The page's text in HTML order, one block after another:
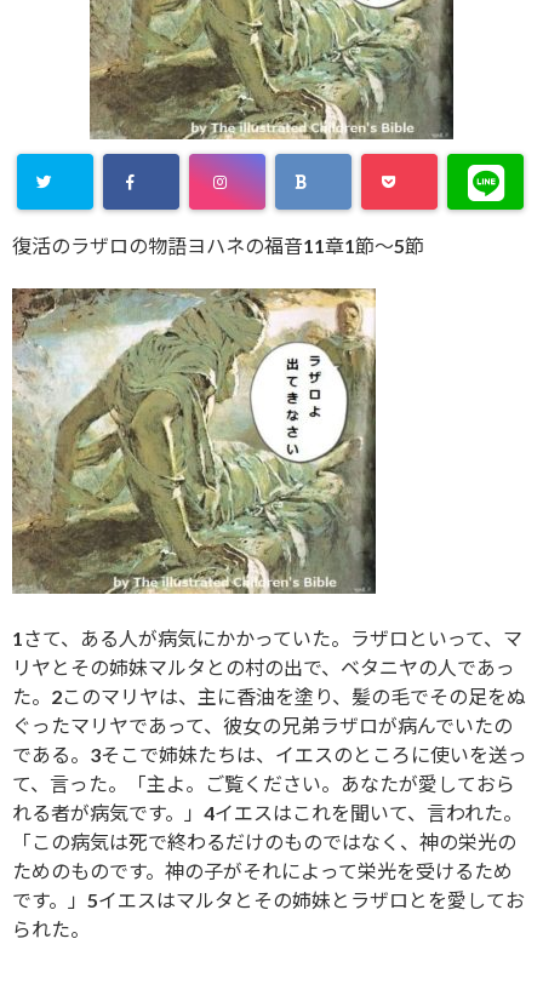
復活のラザロの物語ヨハネの福音11章1節～5節
1さて、ある人が病気にかかっていた。ラザロといって、マ
リヤとその姉妹マルタとの村の出で、ベタニヤの人であっ
た。2このマリヤは、主に香油を塗り、髪の毛でその足をぬ
ぐったマリヤであって、彼女の兄弟ラザロが病んでいたの
である。3そこで姉妹たちは、イエスのところに使いを送っ
て、言った。「主よ。ご覧ください。あなたが愛しておら
れる者が病気です。」4イエスはこれを聞いて、言われた。
「この病気は死で終わるだけのものではなく、神の栄光の
ためのものです。神の子がそれによって栄光を受けるため
です。」5イエスはマルタとその姉妹とラザロとを愛してお
られた。